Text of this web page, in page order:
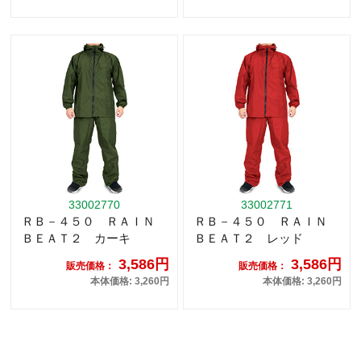
33002770
ＲＢ－４５０ ＲＡＩＮ
ＢＥＡＴ２ カーキ
販売価格： 3,586円
本体価格: 3,260円
33002771
ＲＢ－４５０ ＲＡＩＮ
ＢＥＡＴ２ レッド
販売価格： 3,586円
本体価格: 3,260円